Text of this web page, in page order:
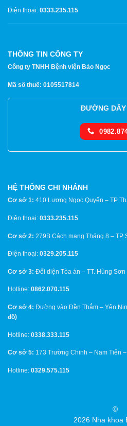
Điện thoại: 0333.235.115
THÔNG TIN CÔNG TY
Công ty TNHH Bệnh viện Bảo Ngọc
Mã số thuế: 0105517814
ĐƯỜNG DÂY
HỆ THỐNG CHI NHÁNH
Cơ sở 1: 410 Lương Ngọc Quyến – TP
Điện thoại: 0333.235.115
Cơ sở 2: 279B Cách mạng Tháng 8 – TP
Điện thoại: 0329.205.115
Cơ sở 3: Đối diện Tòa án – TT. Hùng
Hotline: 0862.070.115
Cơ sở 4: Đường vào Đền Thắm – Yên
đồ)
Hotline: 0338.333.115
Cơ sở 5: 173 Trường Chinh – Nam Tiến –
Hotline: 0329.575.115
©
2026 Nha khoa